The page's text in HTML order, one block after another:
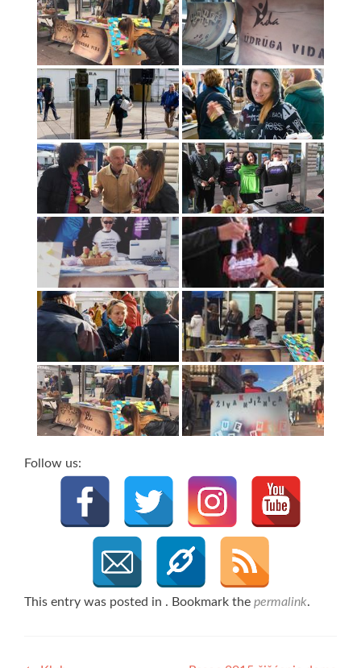
Follow us:
This entry was posted in . Bookmark the permalink.